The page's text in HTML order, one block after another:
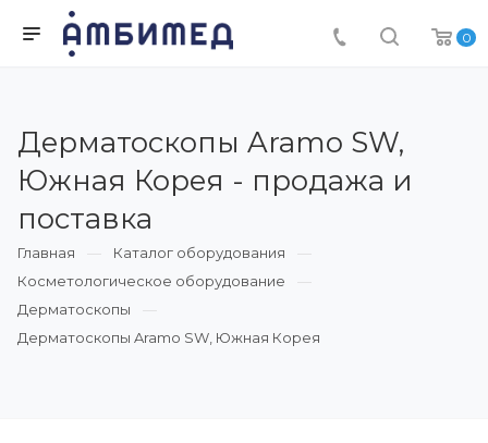
0
Дерматоскопы Aramo SW,
Южная Корея - продажа и
поставка
Главная
Каталог оборудования
Косметологическое оборудование
Дерматоскопы
Дерматоскопы Aramo SW, Южная Корея